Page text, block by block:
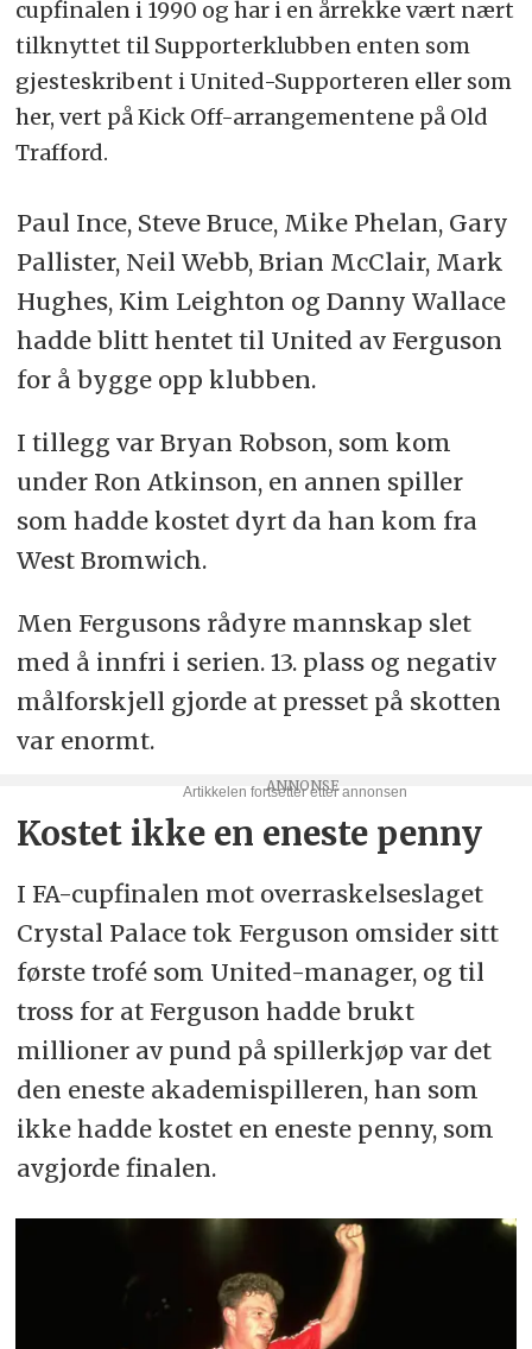
cupfinalen i 1990 og har i en årrekke vært nært
tilknyttet til Supporterklubben enten som
gjesteskribent i United-Supporteren eller som
her, vert på Kick Off-arrangementene på Old
Trafford.
Paul Ince, Steve Bruce, Mike Phelan, Gary
Pallister, Neil Webb, Brian McClair, Mark
Hughes, Kim Leighton og Danny Wallace
hadde blitt hentet til United av Ferguson
for å bygge opp klubben.
I tillegg var Bryan Robson, som kom
under Ron Atkinson, en annen spiller
som hadde kostet dyrt da han kom fra
West Bromwich.
Men Fergusons rådyre mannskap slet
med å innfri i serien. 13. plass og negativ
målforskjell gjorde at presset på skotten
var enormt.
Kostet ikke en eneste penny
I FA-cupfinalen mot overraskelseslaget
Crystal Palace tok Ferguson omsider sitt
første trofé som United-manager, og til
tross for at Ferguson hadde brukt
millioner av pund på spillerkjøp var det
den eneste akademispilleren, han som
ikke hadde kostet en eneste penny, som
avgjorde finalen.